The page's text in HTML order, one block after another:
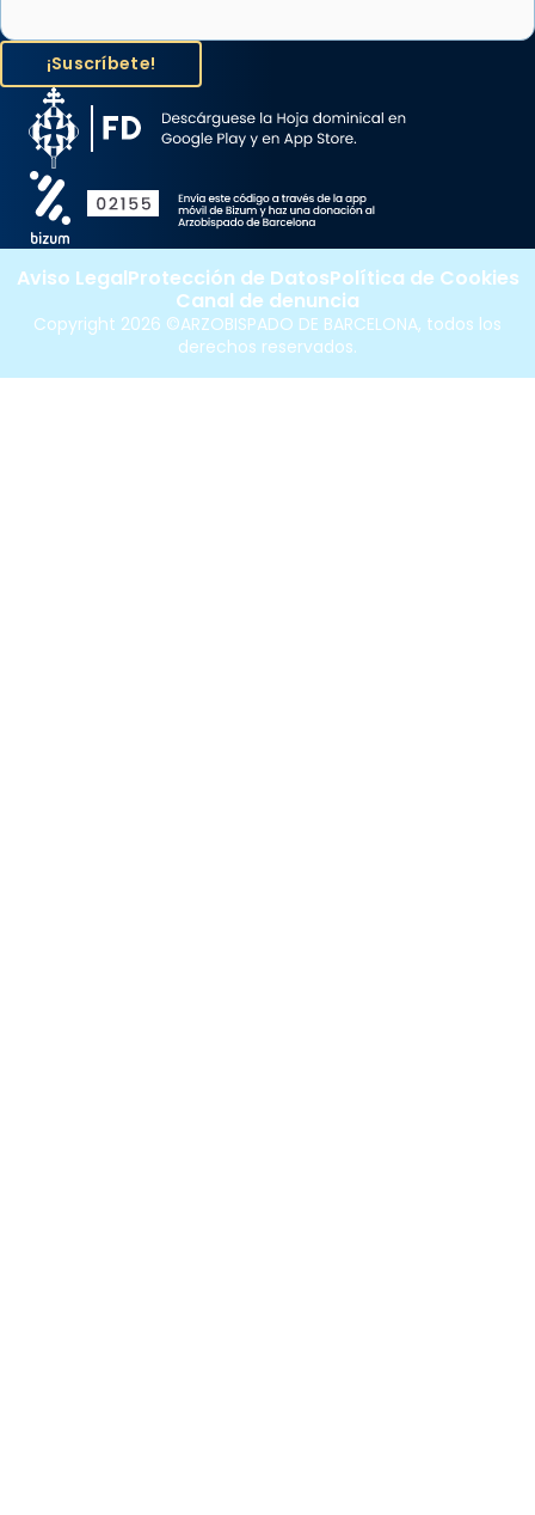
Copyright 2026 ©ARZOBISPADO DE BARCELONA, todos los
derechos reservados.
Aviso LegalProtección de DatosPolítica de Cookies
Canal de denuncia